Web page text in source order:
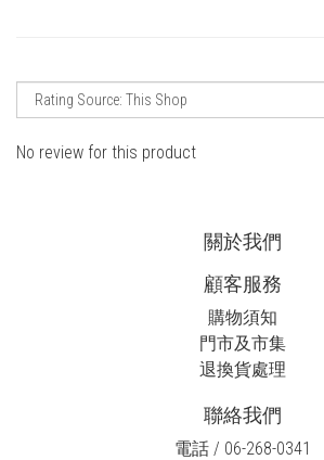
No review for this product
關於我們
顧客服務
購物須知
門市及市集
退換貨處理
聯絡我們
電話 / 06-268-0341